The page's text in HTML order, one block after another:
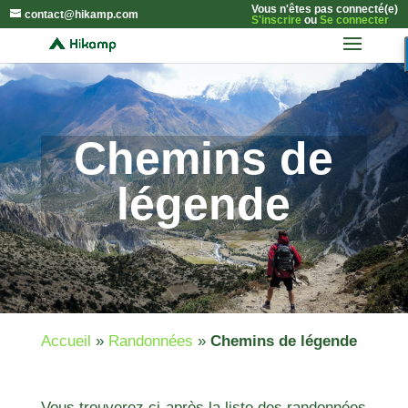
contact@hikamp.com
Vous n'êtes pas connecté(e)
S'inscrireou Se connecter
Chemins de
légende
Accueil » Randonnées » Chemins de légende